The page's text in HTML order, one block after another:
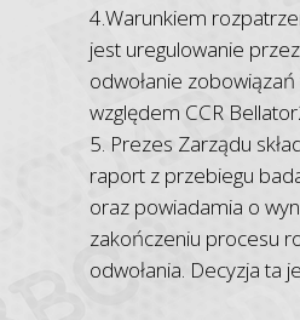
4.Warunkiem
jest uregulowanie
odwołanie
względem CCR
5. Prezes Zarządu
raport z przebiegu
oraz powiadamia o
zakończeniu procesu
odwołania. Decyzja ta